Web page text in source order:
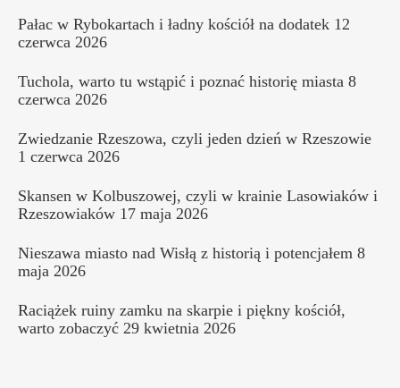
Pałac w Rybokartach i ładny kościół na dodatek 12
czerwca 2026
Tuchola, warto tu wstąpić i poznać historię miasta 8
czerwca 2026
Zwiedzanie Rzeszowa, czyli jeden dzień w Rzeszowie
1 czerwca 2026
Skansen w Kolbuszowej, czyli w krainie Lasowiaków i
Rzeszowiaków 17 maja 2026
Nieszawa miasto nad Wisłą z historią i potencjałem 8
maja 2026
Raciążek ruiny zamku na skarpie i piękny kościół,
warto zobaczyć 29 kwietnia 2026